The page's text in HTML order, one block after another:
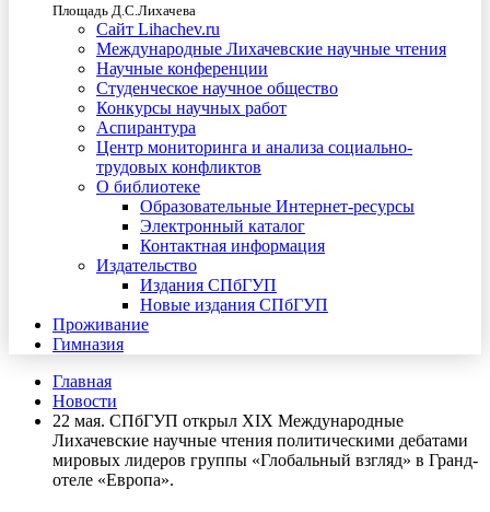
Площадь Д.С.Лихачева
Сайт Lihachev.ru
Международные Лихачевские научные чтения
Научные конференции
Студенческое научное общество
Конкурсы научных работ
Аспирантура
Центр мониторинга и анализа социально-
трудовых конфликтов
О библиотеке
Образовательные Интернет-ресурсы
Электронный каталог
Контактная информация
Издательство
Издания СПбГУП
Новые издания СПбГУП
Проживание
Гимназия
Главная
Новости
22 мая. СПбГУП открыл XIX Международные
Лихачевские научные чтения политическими дебатами
мировых лидеров группы «Глобальный взгляд» в Гранд-
отеле «Европа».